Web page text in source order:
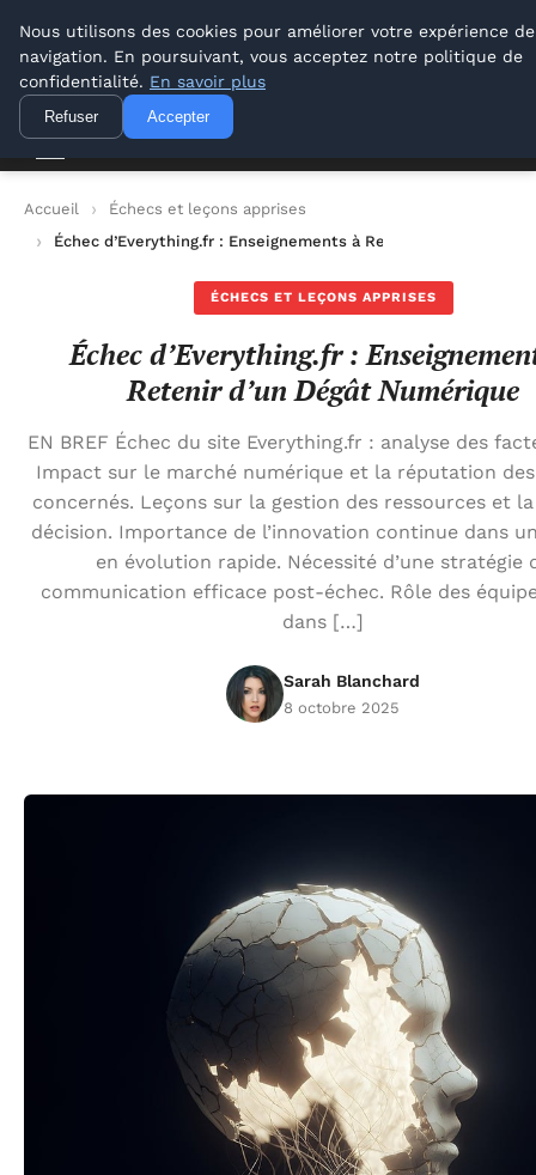
Lyon Photos
Lyon Photos
Accueil
Échecs et leçons apprises
Échec d’Everything.fr : Enseignements à Retenir d’un Dégât
ÉCHECS ET LEÇONS APPRISES
Échec d’Everything.fr :
Retenir d’un Dégât Numérique
EN BREF Échec du site Everything.fr : analyse des
Impact sur le marché numérique et la réputation
concernés. Leçons sur la gestion des ressources et
décision. Importance de l’innovation continue dans
en évolution rapide. Nécessité d’une stratégie
communication efficace post-échec. Rôle des
dans […]
Sarah Blanchard
8 octobre 2025
Nous utilisons des cookies pour améliorer votre expérience de
navigation. En poursuivant, vous acceptez notre politique de
confidentialité. En savoir plus
Refuser Accepter